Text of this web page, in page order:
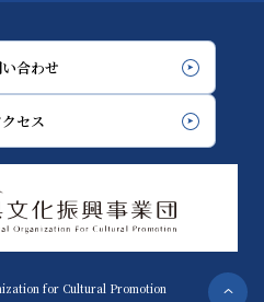
合わせ
セス
for Cultural Promotion